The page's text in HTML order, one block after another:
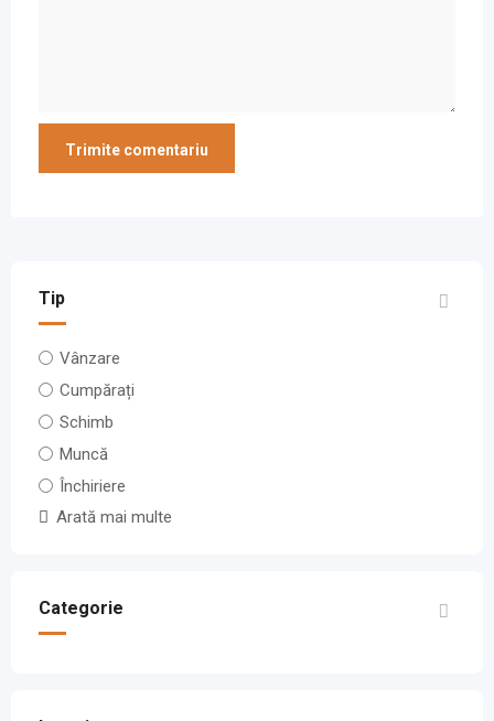
Tip
Vânzare
Cumpărați
Schimb
Muncă
Închiriere
Arată mai multe
Categorie